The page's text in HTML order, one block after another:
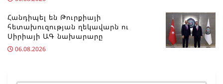
Հանդիպել են Թուրքիայի
հետախուզության ղեկավարն ու
Սիրիայի ԱԳ նախարարը
06.08.2026